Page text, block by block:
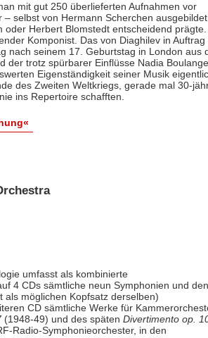
mit gut 250 überlieferten Aufnahmen vor
selbst von Hermann Scherchen
oder Herbert Blomstedt entscheidend prägte.
Komponist. Das von Diaghilev in Auftrag
nach seinem 17. Geburtstag in London aus
der trotz spürbarer Einflüsse Nadia
Eigenständigkeit seiner Musik
des Zweiten Weltkriegs, gerade mal 30-
ins Repertoire schafften.
umfasst als kombinierte
4 CDs sämtliche neun Symphonien und den
möglichen Kopfsatz derselben)
CD sämtliche Werke für
(1948-49) und des späten Divertimento op.
Radio-Symphonieorchester, in den